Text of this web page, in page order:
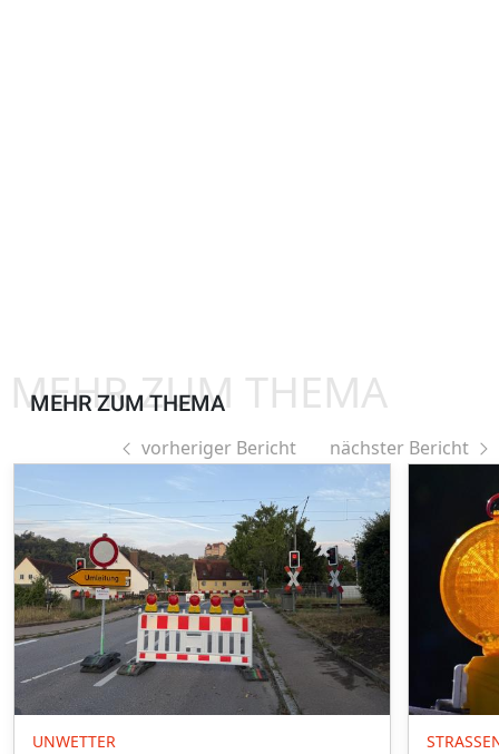
MEHR ZUM THEMA
MEHR ZUM THEMA
vorheriger Bericht nächster Bericht
UNWETTER